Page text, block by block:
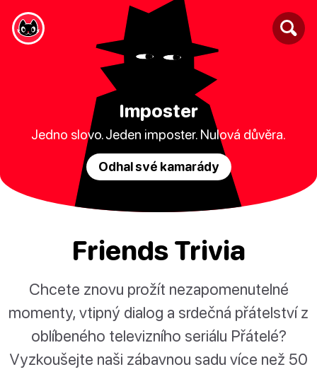
Imposter
Jedno slovo. Jeden imposter. Nulová důvěra.
Odhal své kamarády
Friends Trivia
Chcete znovu prožít nezapomenutelné
momenty, vtipný dialog a srdečná přátelství z
oblíbeného televizního seriálu Přátelé?
Vyzkoušejte naši zábavnou sadu více než 50